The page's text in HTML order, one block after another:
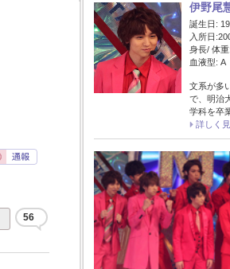
56
伊野尾
誕生日:
入所日
身長/ 体
血液型: A
文系が多
で、明治
学科を卒
詳しく